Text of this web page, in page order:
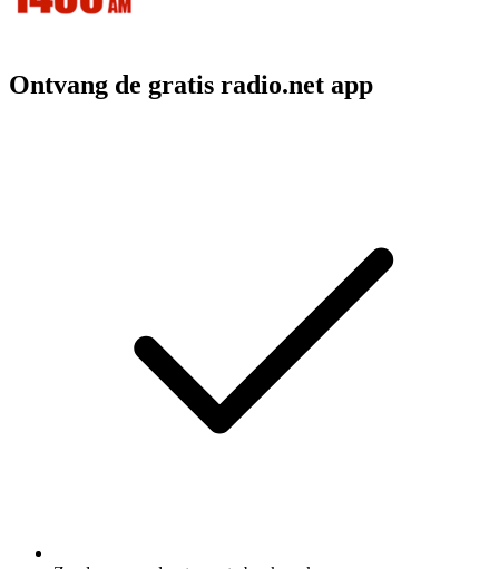
Ontvang de gratis radio.net app